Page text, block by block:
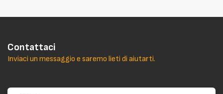
Contattaci
Inviaci un messaggio e saremo lieti di aiutarti.